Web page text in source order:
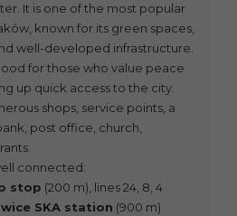
It is one of the most popular
known for its green spaces,
well-developed infrastructure.
for those who value peace
up quick access to the city.
shops, service points, a
post office, church,
connected:
stop (200 m), lines 24, 8, 4
SKA station (900 m)